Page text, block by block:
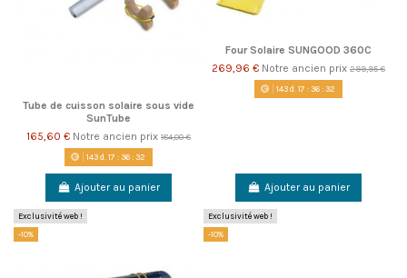
Tube de cuisson solaire sous vide
SunTube
165,60 € Notre ancien prix 184,00 €
143d. 17 :36:31
Ajouter au panier
Four Solaire SUNGOOD 360C
269,96 € Notre ancien prix 299,95 €
143d. 17 :36:31
Ajouter au panier
Exclusivité web !
-10%
Exclusivité web !
-10%